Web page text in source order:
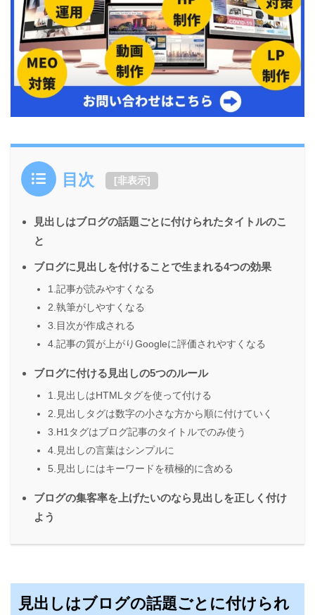
目次 [非表示]
見出しはブログの話題ごとに付けられたタイトルのこ
と
ブログに見出しを付けることで生まれる4つの効果
1.記事が読みやすくなる
2.執筆がしやすくなる
3.目次が作成される
4.記事の質が上がりGoogleに評価されやすくなる
ブログに付ける見出しの5つのルール
1.見出しはHTMLタグを使って付ける
2.見出しタグは数字の小さな方から順に付けていく
3.H1タグはブログ記事のタイトルでのみ使う
4.見出しの言葉はシンプルに
5.見出しにはキーワードを積極的に含める
ブログの集客率を上げたいのなら見出しを正しく付け
よう
見出しはブログの話題ごとに付けられ